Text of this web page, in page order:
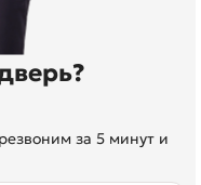
за 5 минут и